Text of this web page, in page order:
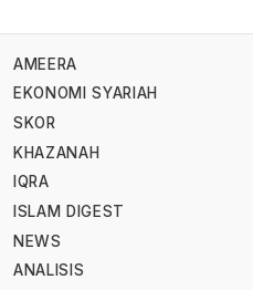
AMEERA
EKONOMI SYARIAH
SKOR
KHAZANAH
IQRA
ISLAM DIGEST
NEWS
ANALISIS